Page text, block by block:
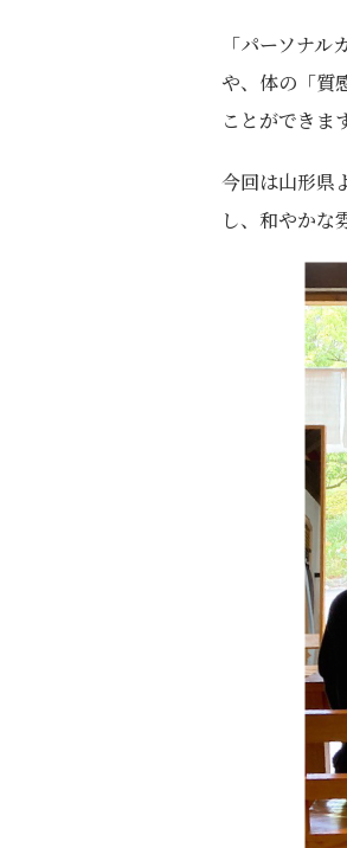
「パーソナ
や、体の「質
ことができます
今回は山形県
し、和やかな